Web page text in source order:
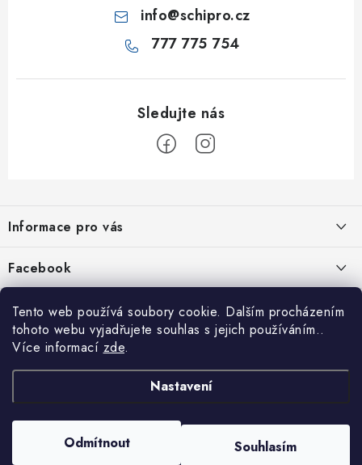
Tento web používá soubory cookie. Dalším procházením
tohoto webu vyjadřujete souhlas s jejich používáním..
Více informací zde.
Nastavení
Odmítnout Souhlasím
info@schipro.cz
777 775 754
p
a
t
Informace pro vás
Jak nakupovat
Obchodní podmínky
Podmínky ochrany osobních údajů
Reklamace
Online platby Comgate
Facebook
. Všechna práva vyhrazena.Upravit nastavení